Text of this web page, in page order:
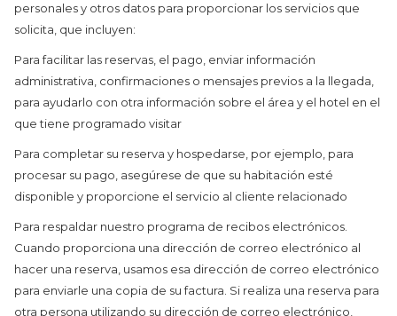
personales y otros datos para proporcionar los servicios que
solicita, que incluyen:
Para facilitar las reservas, el pago, enviar información
administrativa, confirmaciones o mensajes previos a la llegada,
para ayudarlo con otra información sobre el área y el hotel en el
que tiene programado visitar
Para completar su reserva y hospedarse, por ejemplo, para
procesar su pago, asegúrese de que su habitación esté
disponible y proporcione el servicio al cliente relacionado
Para respaldar nuestro programa de recibos electrónicos.
Cuando proporciona una dirección de correo electrónico al
hacer una reserva, usamos esa dirección de correo electrónico
para enviarle una copia de su factura. Si realiza una reserva para
otra persona utilizando su dirección de correo electrónico,